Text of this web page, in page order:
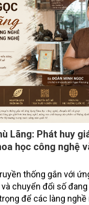
của hơn 100 đại biểu
Bộ Nông nghiệp và
khoa học, Sở Nông
và đại diện các
các tỉnh miền núi phía
Lãng: Phát huy
học công nghệ
thống gắn với
chuyển đổi số
để các làng nghề